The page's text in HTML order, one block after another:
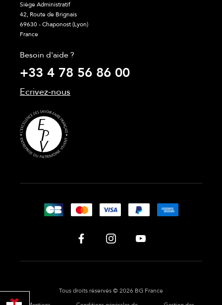
PROFITER
Siège Administratif
42, Route de Brignais
69630 - Chaponost (Lyon)
France
Besoin d'aide ?
+33 4 78 56 86 00
Ecrivez-nous
Tous droits réservés © 2026 BG France